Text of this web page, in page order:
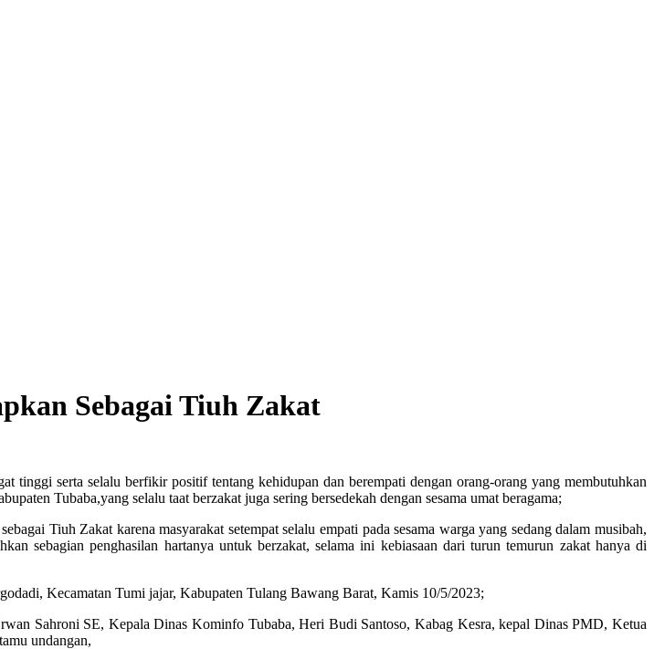
Sebagai Tiuh Zakat
tinggi serta selalu berfikir positif tentang kehidupan dan berempati dengan orang-orang yang membutuhkan
Tubaba,yang selalu taat berzakat juga sering bersedekah dengan sesama umat beragama;
Tiuh Zakat karena masyarakat setempat selalu empati pada sesama warga yang sedang dalam musibah,
sebagian penghasilan hartanya untuk berzakat, selama ini kebiasaan dari turun temurun zakat hanya di
Kecamatan Tumi jajar, Kabupaten Tulang Bawang Barat, Kamis 10/5/2023;
Sahroni SE, Kepala Dinas Kominfo Tubaba, Heri Budi Santoso, Kabag Kesra, kepal Dinas PMD, Ketua
undangan,